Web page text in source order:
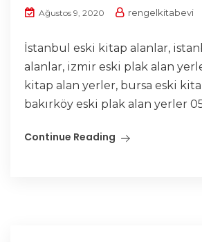
Ağustos 9, 2020 rengelkitabevi
İstanbul eski kitap alanlar,
alanlar, izmir eski plak alan
kitap alan yerler, bursa eski
bakırköy eski plak alan yerler
Continue Reading